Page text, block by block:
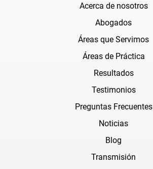
Acerca de nosotros
Abogados
Áreas que Servimos
Áreas de Práctica
Resultados
Testimonios
Preguntas Frecuentes
Noticias
Blog
Transmisión